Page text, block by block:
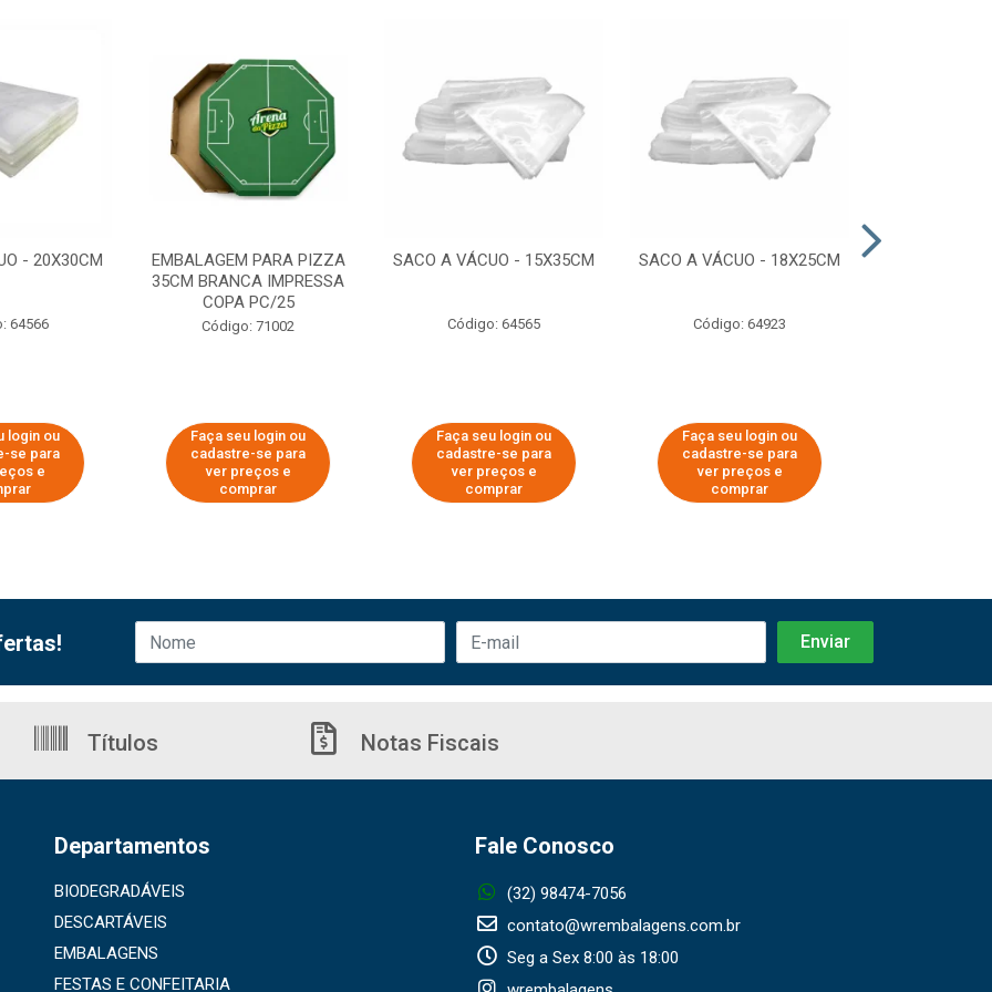
- 20X30CM
64566
login ou
se para
e
EMBALAGEM PARA PIZZA
35CM BRANCA IMPRESSA
COPA PC/25
Código: 71002
Faça seu login ou
cadastre-se para
ver preços e
comprar
SACO A VÁCUO - 15X35CM
Código: 64565
Faça seu login ou
cadastre-se para
ver preços e
comprar
SACO A VÁCUO - 18X25CM
Código: 64923
Faça seu login ou
cadastre-se para
ver preços e
comprar
Títulos Notas Fiscais
Departamentos
BIODEGRADÁVEIS
DESCARTÁVEIS
EMBALAGENS
FESTAS E CONFEITARIA
Fale Conosco
(32) 98474-7056
contato@wrembalagens.com.br
Seg a Sex 8:00 às 18:00